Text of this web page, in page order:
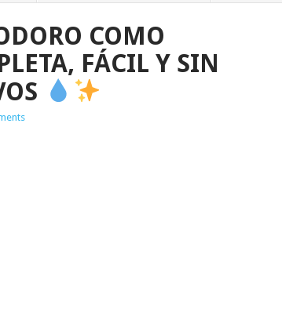
COMO
FÁCIL Y SIN